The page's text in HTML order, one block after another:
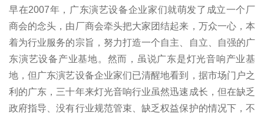
早在2007年，广东演艺设备企业家们就萌发了成立一个厂
商会的念头，由厂商会牵头把大家团结起来，万众一心，本
着为行业服务的宗旨，努力打造一个自主、自立、自强的广
东演艺设备产业基地。然而，虽说广东是灯光音响产业基
地，但广东演艺设备企业家们已清醒地看到，据市场门户之
利的广东，三十年来灯光音响行业虽然迅速成长，但在缺乏
政府指导、没有行业规范管束、缺乏权益保护的情况下，不